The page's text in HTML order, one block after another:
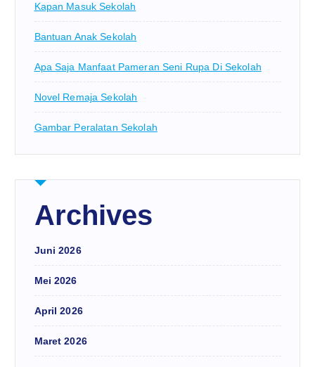
Kapan Masuk Sekolah
Bantuan Anak Sekolah
Apa Saja Manfaat Pameran Seni Rupa Di Sekolah
Novel Remaja Sekolah
Gambar Peralatan Sekolah
Archives
Juni 2026
Mei 2026
April 2026
Maret 2026